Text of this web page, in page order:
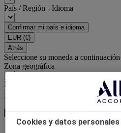
País / Región - Idioma
Confirmar mi país e idioma
EUR (€)
Atrás
Seleccione su moneda a continuación
Zona geográfica
Moneda
Cookies y datos personales